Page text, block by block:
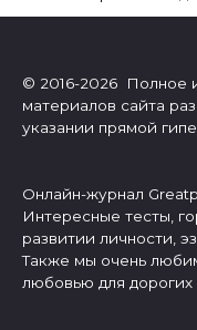
© 2016-2026 Полное
материалов сайта
указании прямой
Онлайн-журнал
Интересные тесты,
развитии личности,
Также мы очень
любовью для дорогих